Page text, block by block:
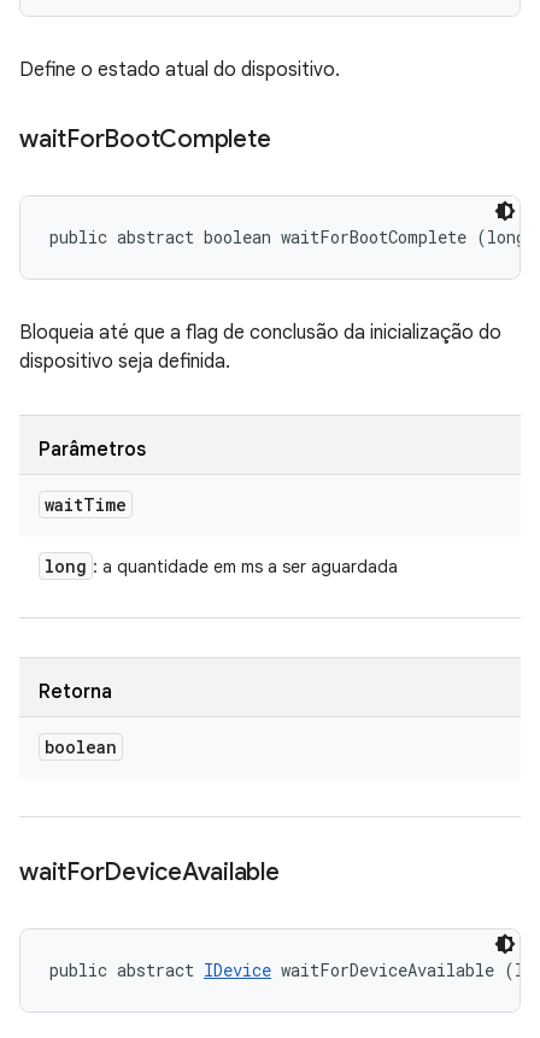
Define o estado atual do dispositivo.
waitForBootComplete
public abstract boolean waitForBootComplete (long
Bloqueia até que a flag de conclusão da inicialização do
dispositivo seja definida.
Parâmetros
waitTime
long : a quantidade em ms a ser aguardada
Retorna
boolean
waitForDeviceAvailable
public abstract IDevice waitForDeviceAvailable